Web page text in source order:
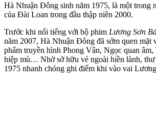
Hà Nhuận Đông sinh năm 1975, là một trong
của Đài Loan trong đầu thập niên 2000.
Trước khi nổi tiếng với bộ phim Lương Sơn
năm 2007, Hà Nhuận Đông đã sớm quen mặt
phẩm truyền hình Phong Vân, Ngọc quan
hiệp mù… Nhờ sở hữu vẻ ngoài hiền lành,
1975 nhanh chóng ghi điểm khi vào vai